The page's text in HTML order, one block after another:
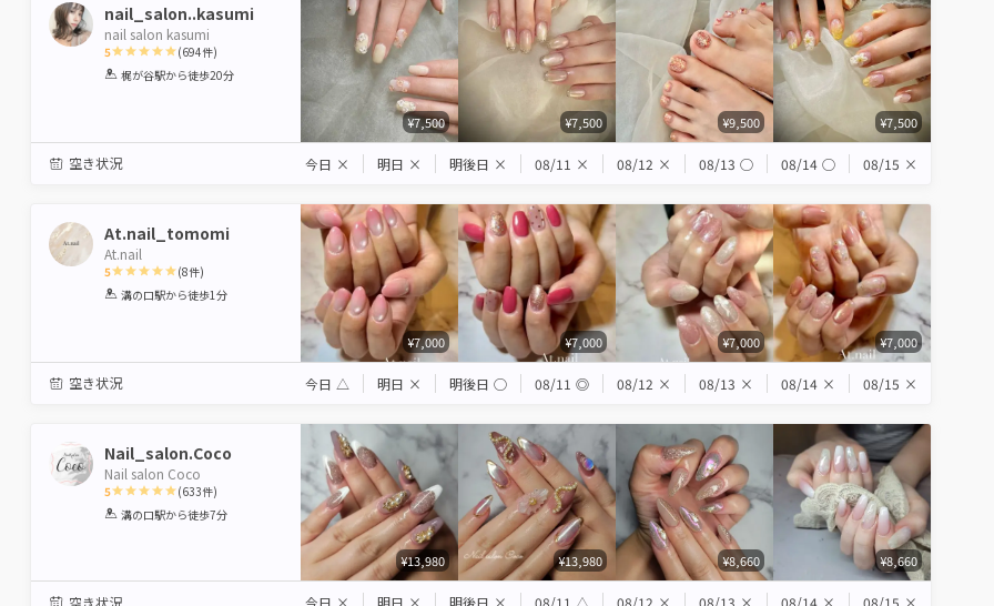
nail_salon..kasumi
nail salon kasumi
5
1 2 3 4 5
(694件)
梶が谷駅から徒歩20分
¥7,500 ¥7,500 ¥9,500 ¥7,500
空き状況 今日 × 明日 × 明後日 × 08/11 × 08/12 × 08/13 ◯ 08/14 ◯ 08/15 ×
At.nail_tomomi
At.nail
5
1 2 3 4 5
(8件)
溝の口駅から徒歩1分
¥7,000 ¥7,000 ¥7,000 ¥7,000
空き状況 今日 △ 明日 × 明後日 ◯ 08/11 ◎ 08/12 × 08/13 × 08/14 × 08/15 ×
Nail_salon.Coco
Nail salon Coco
5
1 2 3 4 5
(633件)
溝の口駅から徒歩7分
¥13,980 ¥13,980 ¥8,660 ¥8,660
空き状況